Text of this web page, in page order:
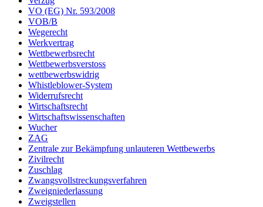
VO (EG) Nr. 593/2008
VOB/B
Wegerecht
Werkvertrag
Wettbewerbsrecht
Wettbewerbsverstoss
wettbewerbswidrig
Whistleblower-System
Widerrufsrecht
Wirtschaftsrecht
Wirtschaftswissenschaften
Wucher
ZAG
Zentrale zur Bekämpfung unlauteren Wettbewerbs
Zivilrecht
Zuschlag
Zwangsvollstreckungsverfahren
Zweigniederlassung
Zweigstellen